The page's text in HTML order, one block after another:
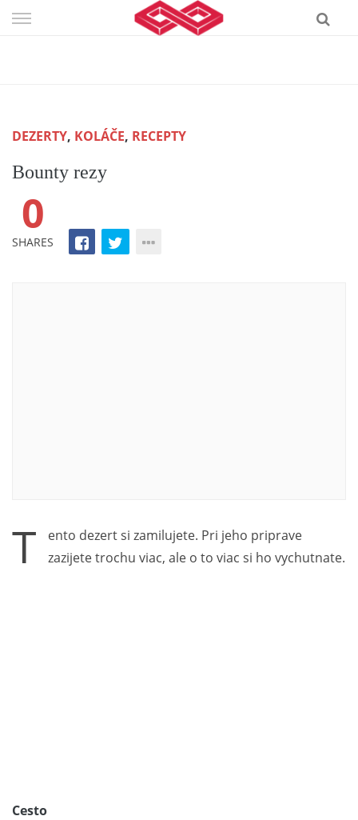
Skip
DEZERTY, KOLÁČE, RECEPTY
Bounty rezy
0
SHARES
T
ento dezert si zamilujete. Pri jeho priprave
zazijete trochu viac, ale o to viac si ho vychutnate.
Cesto